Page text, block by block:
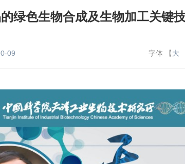
绿色生物合成及生物加工关键
09 字体 【大